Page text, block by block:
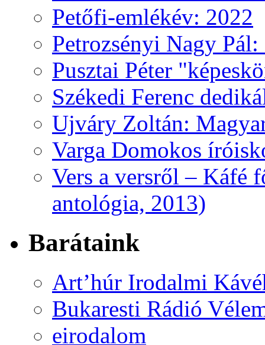
Petőfi-emlékév: 2022
Petrozsényi Nagy
Pusztai Péter
Székedi Ferenc
Ujváry Zoltán:
Varga Domokos
Vers a versről – Káfé
antológia, 2013)
Barátaink
Art’húr Irodalmi
Bukaresti Rádió
eirodalom